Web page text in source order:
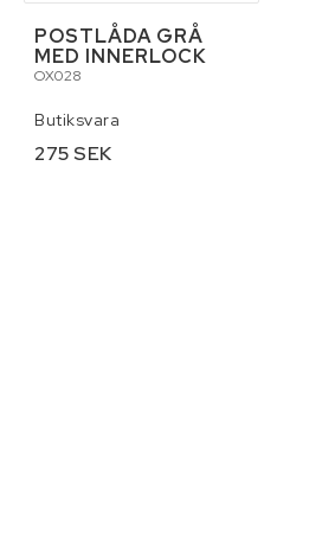
POSTLÅDA GRÅ
MED INNERLOCK
OX028
Butiksvara
275 SEK